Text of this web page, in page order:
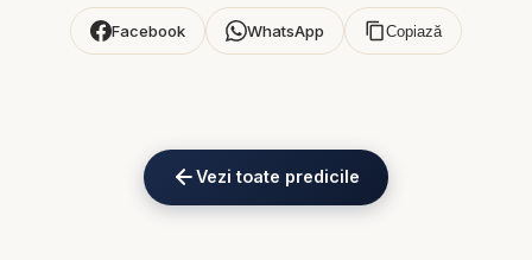
Dumnezeu, lepădare de compromis și
slăbiciuni, ci oameni care nu vor să își ascundă
starea sub aparențe religioase. El nu Se oprește la
Facebook WhatsApp Copiază
Vezi toate predicile